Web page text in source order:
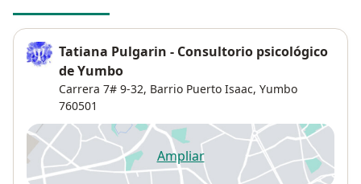
Tatiana Pulgarin - Consultorio psicológico
de Yumbo
Carrera 7# 9-32, Barrio Puerto Isaac, Yumbo
760501
Ampliarse abre en una nueva